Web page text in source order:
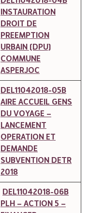
INSTAURATION
DROIT DE
PREEMPTION
URBAIN (DPU)
COMMUNE
ASPERJOC
DEL11042018-05B
AIRE ACCUEIL GENS
DU VOYAGE –
LANCEMENT
OPERATION ET
DEMANDE
SUBVENTION DETR
2018
DEL11042018-06B
PLH – ACTION 5 –